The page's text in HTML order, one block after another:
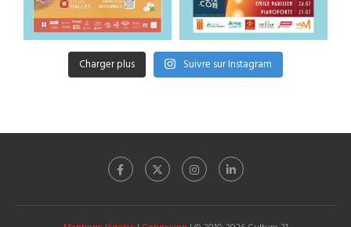
Charger plus Suivre sur Instagram